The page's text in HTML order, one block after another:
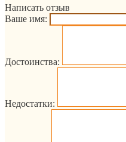
Написать отзыв
Ваше имя:
Достоинства:
Недостатки: